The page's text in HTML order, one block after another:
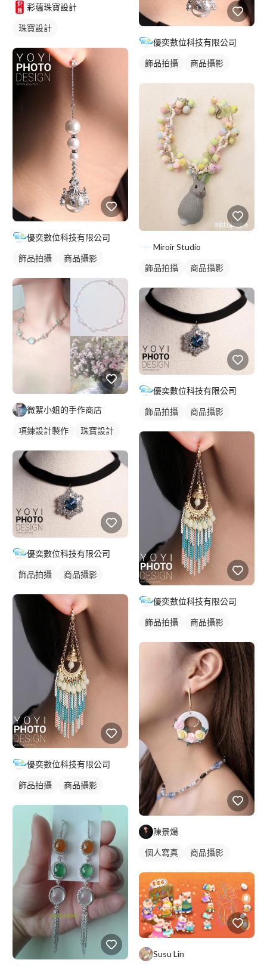
彩蘊珠寶設計
珠寶設計
優奕數位科技有限公司
飾品拍攝 商品攝影
微絮小姐的手作商店
項鍊設計製作 珠寶設計
優奕數位科技有限公司
飾品拍攝 商品攝影
優奕數位科技有限公司
飾品拍攝 商品攝影
優奕數位科技有限公司
飾品拍攝 商品攝影
Miroir Studio
飾品拍攝 商品攝影
優奕數位科技有限公司
飾品拍攝 商品攝影
優奕數位科技有限公司
飾品拍攝 商品攝影
陳景煬
個人寫真 商品攝影
Susu Lin